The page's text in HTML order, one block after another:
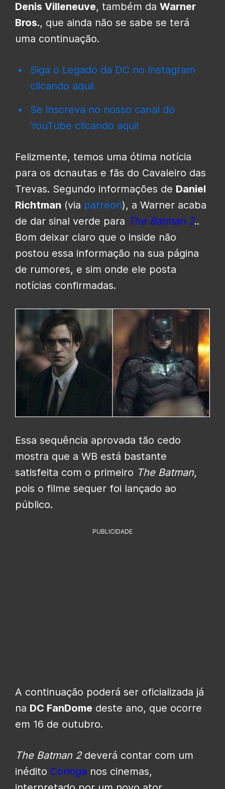
Denis Villeneuve, também da Warner
Bros., que ainda não se sabe se terá
uma continuação.
Siga o Legado da DC no Instagram
clicando aqui!
Se inscreva no nosso canal do
YouTube clicando aqui!
Felizmente, temos uma ótima notícia
para os dcnautas e fãs do Cavaleiro das
Trevas. Segundo informações de Daniel
Richtman (via patreon), a Warner acaba
de dar sinal verde para The Batman 2..
Bom deixar claro que o inside não
postou essa informação na sua página
de rumores, e sim onde ele posta
notícias confirmadas.
Essa sequência aprovada tão cedo
mostra que a WB está bastante
satisfeita com o primeiro The Batman,
pois o filme sequer foi lançado ao
público.
PUBLICIDADE
A continuação poderá ser oficializada já
na DC FanDome deste ano, que ocorre
em 16 de outubro.
The Batman 2deverá contar com um
inédito Coringa nos cinemas,